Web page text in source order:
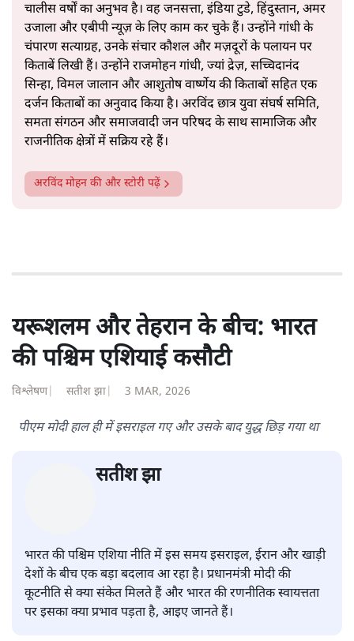
चालीस वर्षों का अनुभव है। वह जनसत्ता, इंडिया टुडे, हिंदुस्तान, अमर
उजाला और एबीपी न्यूज़ के लिए काम कर चुके हैं। उन्होंने गांधी के
चंपारण सत्याग्रह, उनके संचार कौशल और मज़दूरों के पलायन पर
किताबें लिखी हैं। उन्होंने राजमोहन गांधी, ज्यां द्रेज़, सच्चिदानंद
सिन्हा, विमल जालान और आशुतोष वार्ष्णेय की किताबों सहित एक
दर्जन किताबों का अनुवाद किया है। अरविंद छात्र युवा संघर्ष समिति,
समता संगठन और समाजवादी जन परिषद के साथ सामाजिक और
राजनीतिक क्षेत्रों में सक्रिय रहे हैं।
अरविंद मोहन की और स्टोरी पढ़ें
यरूशलम और तेहरान के बीच: भारत
की पश्चिम एशियाई कसौटी
विश्लेषण| सतीश झा 3 MAR, 2026
पीएम मोदी हाल ही में इसराइल गए और उसके बाद युद्ध छिड़ गया था